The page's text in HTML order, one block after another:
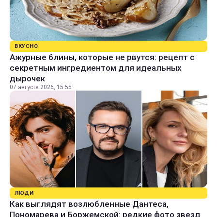
ВКУСНО
Ажурные блины, которые не рвутся: рецепт с
секретным ингредиентом для идеальных
дырочек
07 августа 2026, 15:55
ЛЮДИ
Как выглядят возлюбленные Дантеса,
Пономарева и Боржемской: редкие фото звезд